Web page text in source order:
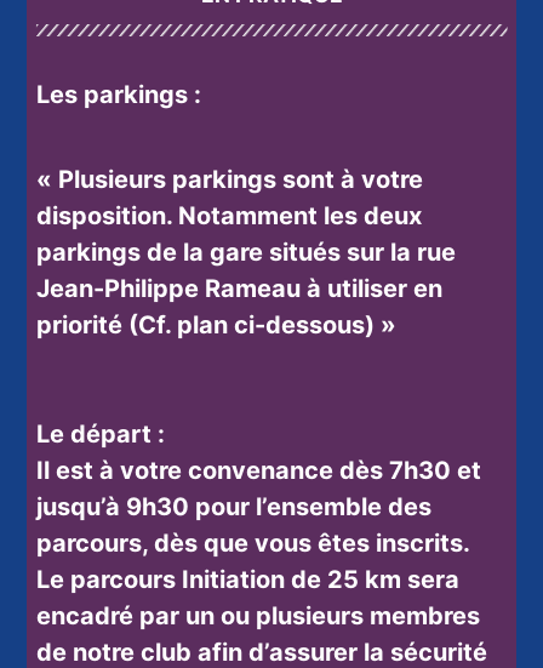
Les parkings :
« Plusieurs parkings sont à votre
disposition. Notamment les deux
parkings de la gare situés sur la rue
Jean-Philippe Rameau à utiliser en
priorité (Cf. plan ci-dessous) »
Le départ :
Il est à votre convenance dès 7h30 et
jusqu’à 9h30 pour l’ensemble des
parcours, dès que vous êtes inscrits.
Le parcours Initiation de 25 km sera
encadré par un ou plusieurs membres
de notre club afin d’assurer la sécurité